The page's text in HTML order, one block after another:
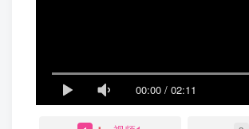
00:00 / 02:11